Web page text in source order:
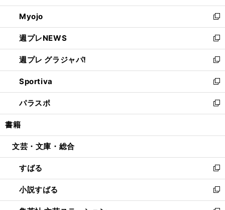
開
く
ウ
で
開
く
ン
ド
ウ
で
開
く
ウ
ィ
ン
ド
ウ
で
開
く
Myojo
新
し
い
ウ
ィ
ン
ド
ウ
で
開
週プレNEWS
新
し
い
ウ
ィ
ン
ド
ウ
開
週プレ グラジャパ!
新
し
い
ウ
ィ
ン
ウ
開
く
Sportiva
新
し
い
ウ
ン
ウ
で
開
く
パラスポ
新
し
ウ
ン
ド
ウ
で
開
書籍
文芸・文庫・総合
すばる
新
し
い
ウ
小説すばる
新
し